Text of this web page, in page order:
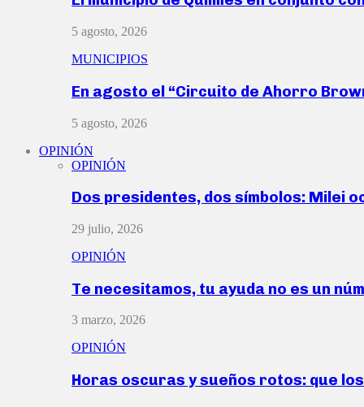
5 agosto, 2026
MUNICIPIOS
En agosto el “Circuito de Ahorro
5 agosto, 2026
OPINIÓN
OPINIÓN
Dos presidentes, dos símbolos: Milei
29 julio, 2026
OPINIÓN
Te necesitamos, tu ayuda no es un
3 marzo, 2026
OPINIÓN
Horas oscuras y sueños rotos: que